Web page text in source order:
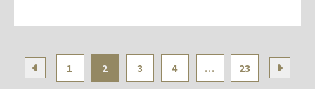
1 2 3 4 ... 23